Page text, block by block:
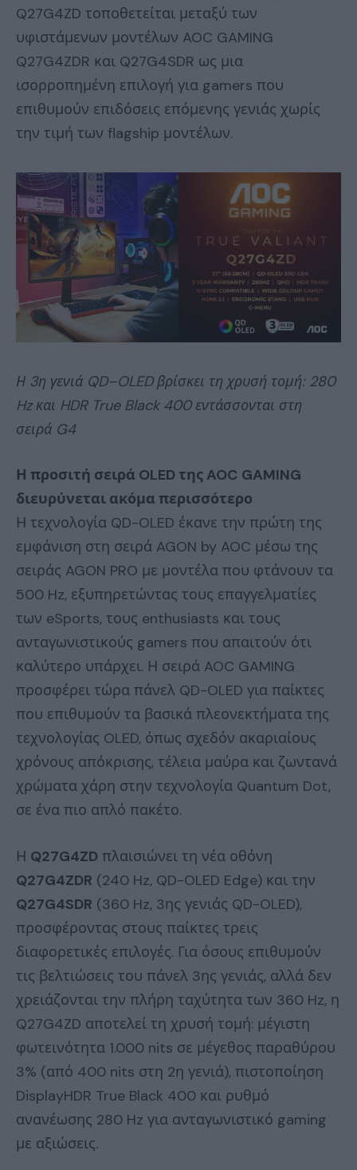
Q27G4ZD τοποθετείται μεταξύ των
υφιστάμενων μοντέλων AOC GAMING
Q27G4ZDR και Q27G4SDR ως μια
ισορροπημένη επιλογή για gamers που
επιθυμούν επιδόσεις επόμενης γενιάς χωρίς
την τιμή των flagship μοντέλων.
Η 3η γενιά QD–OLEDβρίσκει τη χρυσή τομή: 280
Hzκαι HDR True Black400 εντάσσονται στη
σειρά G4
Η προσιτή σειρά OLED της AOC GAMING
διευρύνεται ακόμα περισσότερο
Η τεχνολογία QD-OLED έκανε την πρώτη της
εμφάνιση στη σειρά AGON by AOC μέσω της
σειράς AGON PRO με μοντέλα που φτάνουν τα
500 Hz, εξυπηρετώντας τους επαγγελματίες
των eSports, τους enthusiasts και τους
ανταγωνιστικούς gamers που απαιτούν ότι
καλύτερο υπάρχει. Η σειρά AOC GAMING
προσφέρει τώρα πάνελ QD-OLED για παίκτες
που επιθυμούν τα βασικά πλεονεκτήματα της
τεχνολογίας OLED, όπως σχεδόν ακαριαίους
χρόνους απόκρισης, τέλεια μαύρα και ζωντανά
χρώματα χάρη στην τεχνολογία Quantum Dot,
σε ένα πιο απλό πακέτο.
Η Q27G4ZD πλαισιώνει τη νέα οθόνη
Q27G4ZDR (240 Hz, QD-OLED Edge) και την
Q27G4SDR (360 Hz, 3ης γενιάς QD-OLED),
προσφέροντας στους παίκτες τρεις
διαφορετικές επιλογές. Για όσους επιθυμούν
τις βελτιώσεις του πάνελ 3ης γενιάς, αλλά δεν
χρειάζονται την πλήρη ταχύτητα των 360 Hz, η
Q27G4ZD αποτελεί τη χρυσή τομή: μέγιστη
φωτεινότητα 1.000 nits σε μέγεθος παραθύρου
3% (από 400 nits στη 2η γενιά), πιστοποίηση
DisplayHDR True Black 400 και ρυθμό
ανανέωσης 280 Hz για ανταγωνιστικό gaming
με αξιώσεις.